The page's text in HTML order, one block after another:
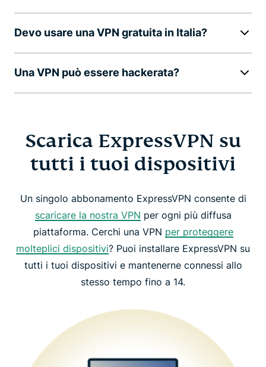
Devo usare una VPN gratuita in Italia?
Una VPN può essere hackerata?
Scarica ExpressVPN su
tutti i tuoi dispositivi
Un singolo abbonamento ExpressVPN consente di
scaricare la nostra VPN per ogni più diffusa
piattaforma. Cerchi una VPN per proteggere
molteplici dispositivi? Puoi installare ExpressVPN su
tutti i tuoi dispositivi e mantenerne connessi allo
stesso tempo fino a 14.